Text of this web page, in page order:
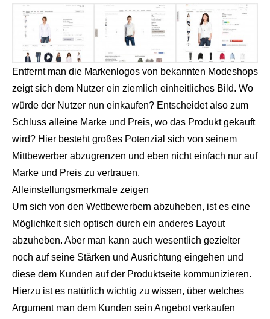
Entfernt man die Markenlogos von bekannten Modeshops
zeigt sich dem Nutzer ein ziemlich einheitliches Bild. Wo
würde der Nutzer nun einkaufen? Entscheidet also zum
Schluss alleine Marke und Preis, wo das Produkt gekauft
wird? Hier besteht großes Potenzial sich von seinem
Mittbewerber abzugrenzen und eben nicht einfach nur auf
Marke und Preis zu vertrauen.
Alleinstellungsmerkmale zeigen
Um sich von den Wettbewerbern abzuheben, ist es eine
Möglichkeit sich optisch durch ein anderes Layout
abzuheben. Aber man kann auch wesentlich gezielter
noch auf seine Stärken und Ausrichtung eingehen und
diese dem Kunden auf der Produktseite kommunizieren.
Hierzu ist es natürlich wichtig zu wissen, über welches
Argument man dem Kunden sein Angebot verkaufen